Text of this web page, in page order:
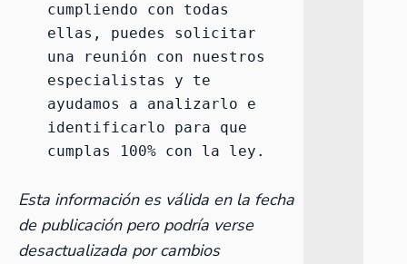
cumpliendo con todas
ellas, puedes solicitar
una reunión con nuestros
especialistas
y te
ayudamos a analizarlo e
identificarlo para que
cumplas 100% con la ley.
Esta información es válida en la fecha
de publicación pero podría verse
desactualizada por cambios